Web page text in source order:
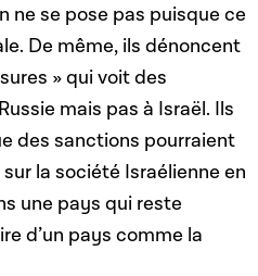
ne se pose pas puisque ce
De même, ils dénoncent
» qui voit des
mais pas à Israël. Ils
des sanctions pourraient
la société Israélienne en
une pays qui reste
d’un pays comme la